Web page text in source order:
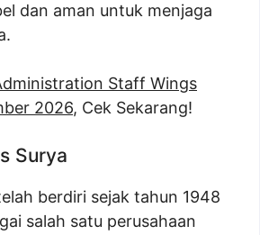
dan aman untuk menjaga
Staff Wings
2026, Cek Sekarang!
Surya
berdiri sejak tahun 1948
salah satu perusahaan